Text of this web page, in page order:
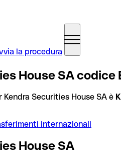
la procedura
House SA codice
Securities House SA è
internazionali
House SA